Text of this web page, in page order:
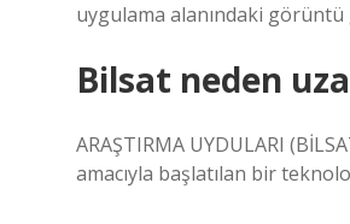
uygulama alanındaki
Bilsat neden
ARAŞTIRMA UYDULARI
amacıyla başlatılan bir